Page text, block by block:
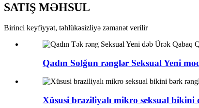
SATIŞ MƏHSUL
Birinci keyfiyyət, təhlükəsizliyə zəmanət verilir
Qadın Solğun rənglər Seksual Yeni
Xüsusi braziliyalı mikro seksual bikini